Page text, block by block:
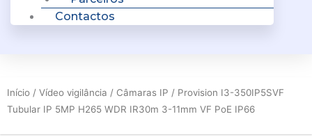
Contactos
Início / Vídeo vigilância / Câmaras IP / Provision I3-350IP5SVF
Tubular IP 5MP H265 WDR IR30m 3-11mm VF PoE IP66